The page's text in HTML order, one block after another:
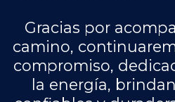
Gracias por
camino,
compromiso,
la energía,